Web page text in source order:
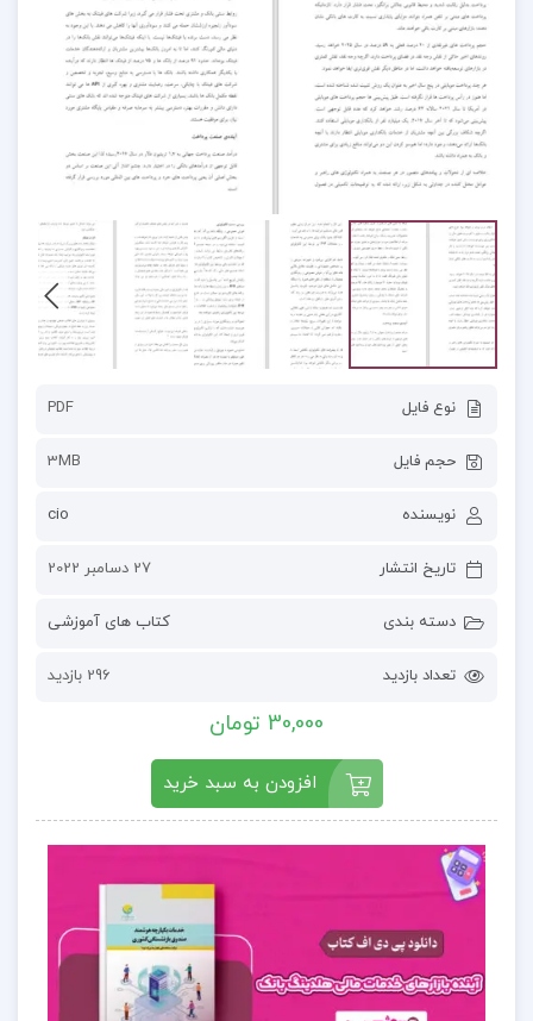
نوع فایل PDF
حجم فایل 3MB
نویسنده cio
تاریخ انتشار 27 دسامبر 2022
دسته بندی کتاب های آموزشی
تعداد بازدید 296 بازدید
30,000 تومان
افزودن به سبد خرید